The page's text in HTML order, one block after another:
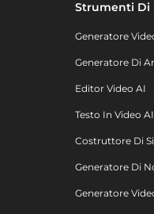
Strumenti Di
Generatore
Generatore Di
Editor Video AI
Testo In Video AI
Costruttore Di
Generatore Di
Generatore